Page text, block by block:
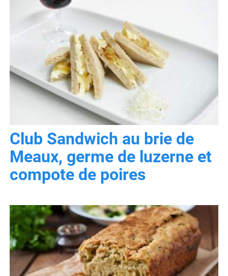
Club Sandwich au brie de
Meaux, germe de luzerne et
compote de poires